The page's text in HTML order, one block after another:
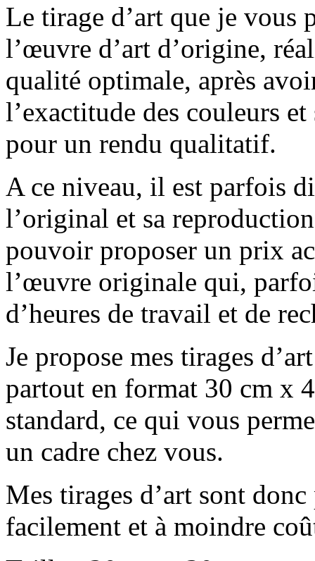
Le tirage d’art que je vous
l’œuvre d’art d’origine,
qualité optimale, après
l’exactitude des couleurs
pour un rendu qualitatif.
A ce niveau, il est parfois
l’original et sa
pouvoir proposer un prix
l’œuvre originale qui,
d’heures de travail et de
Je propose mes tirages
partout en format 30 cm x
standard, ce qui vous
un cadre chez vous.
Mes tirages d’art sont donc
facilement et à moindre